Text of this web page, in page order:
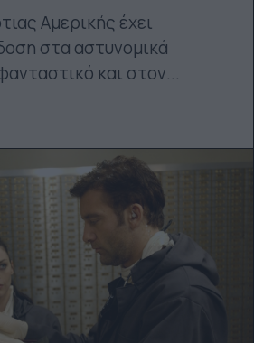
Αμερικής έχει
στα αστυνομικά
και στον...